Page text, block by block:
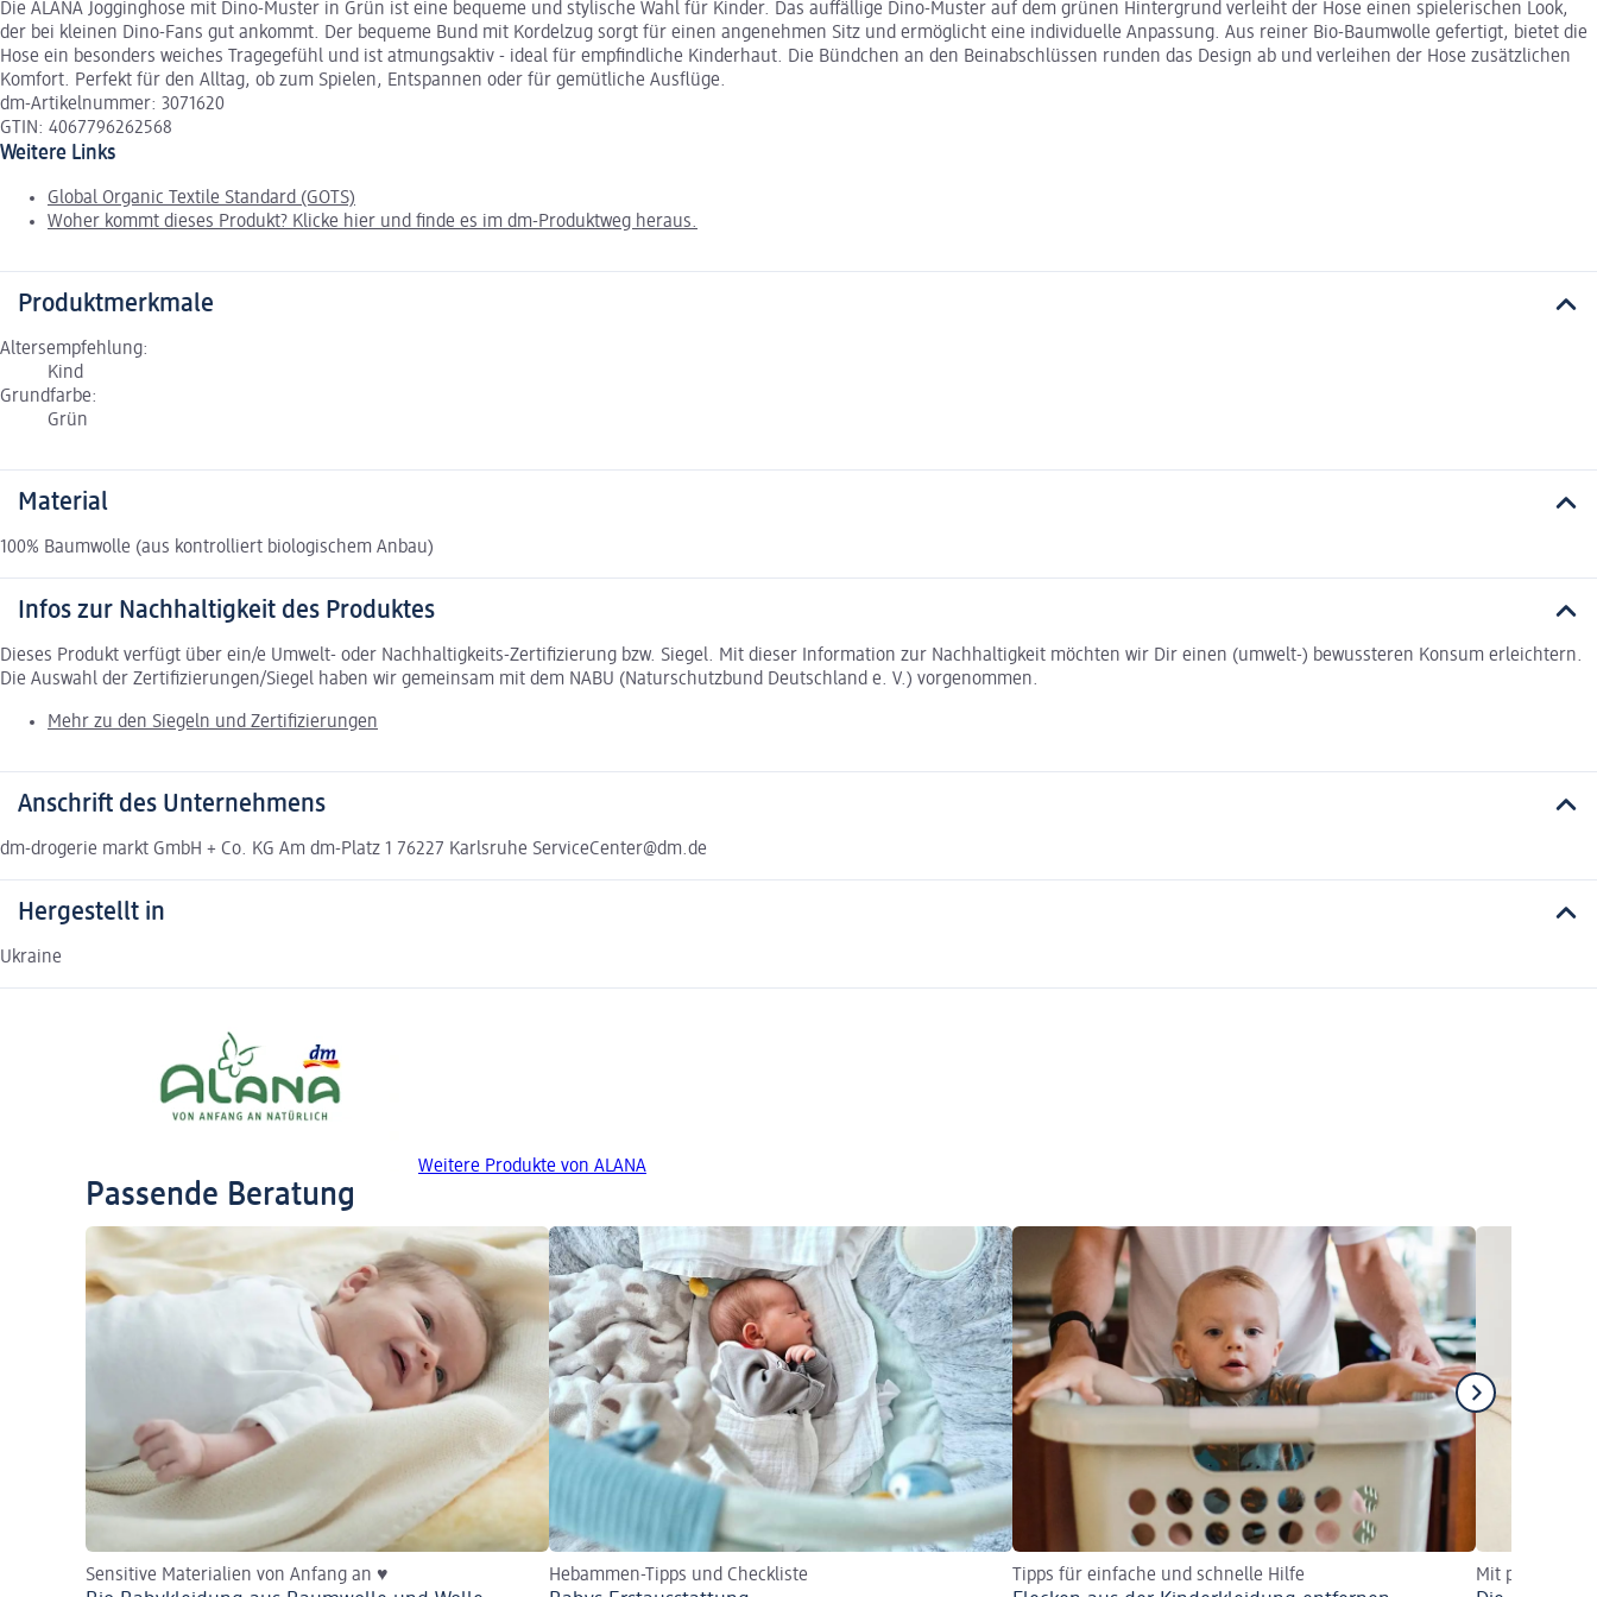
Die ALANA Jogginghose mit Dino-Muster in Grün ist eine bequeme und stylische Wahl für Kinder. Das auffällige Dino-Muster auf dem grünen Hintergrund verleiht der Hose einen spielerischen Look,
der bei kleinen Dino-Fans gut ankommt. Der bequeme Bund mit Kordelzug sorgt für einen angenehmen Sitz und ermöglicht eine individuelle Anpassung. Aus reiner Bio-Baumwolle gefertigt, bietet die
Hose ein besonders weiches Tragegefühl und ist atmungsaktiv - ideal für empfindliche Kinderhaut. Die Bündchen an den Beinabschlüssen runden das Design ab und verleihen der Hose zusätzlichen
Komfort. Perfekt für den Alltag, ob zum Spielen, Entspannen oder für gemütliche Ausflüge.
dm-Artikelnummer: 3071620
GTIN: 4067796262568
Weitere Links
Global Organic Textile Standard (GOTS)
Woher kommt dieses Produkt? Klicke hier und finde es im dm-Produktweg heraus.
Produktmerkmale
Altersempfehlung:
Kind
Grundfarbe:
Grün
Material
100% Baumwolle (aus kontrolliert biologischem Anbau)
Infos zur Nachhaltigkeit des Produktes
Dieses Produkt verfügt über ein/e Umwelt- oder Nachhaltigkeits-Zertifizierung bzw. Siegel. Mit dieser Information zur Nachhaltigkeit möchten wir Dir einen (umwelt-) bewussteren Konsum erleichtern.
Die Auswahl der Zertifizierungen/Siegel haben wir gemeinsam mit dem NABU (Naturschutzbund Deutschland e. V.) vorgenommen.
Mehr zu den Siegeln und Zertifizierungen
Anschrift des Unternehmens
dm-drogerie markt GmbH + Co. KG Am dm-Platz 1 76227 Karlsruhe ServiceCenter@dm.de
Hergestellt in
Ukraine
Weitere Produkte von ALANA
Passende Beratung
Sensitive Materialien von Anfang an ♥ Hebammen-Tipps und Checkliste Tipps für einfache und schnelle Hilfe Mit